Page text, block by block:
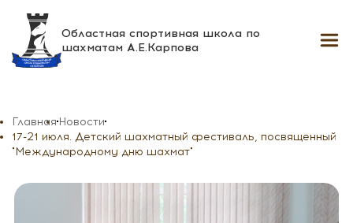
Областная спортивная школа по
шахматам А.Е.Карпова
Главная Новости
17-21 июля. Детский шахматный фестиваль, посвященный
"Международному дню шахмат"